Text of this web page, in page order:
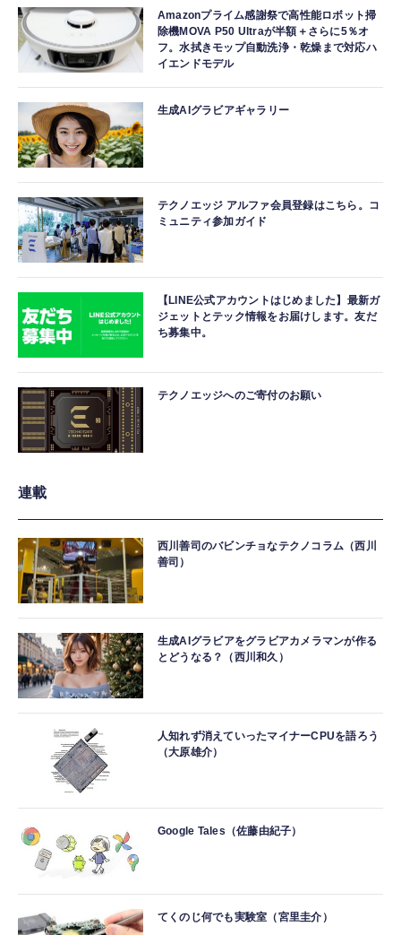
Amazonプライム感謝祭で高性能ロボット掃
除機MOVA P50 Ultraが半額＋さらに5％オ
フ。水拭きモップ自動洗浄・乾燥まで対応ハ
イエンドモデル
生成AIグラビアギャラリー
テクノエッジ アルファ会員登録はこちら。コ
ミュニティ参加ガイド
【LINE公式アカウントはじめました】最新ガ
ジェットとテック情報をお届けします。友だ
ち募集中。
テクノエッジへのご寄付のお願い
連載
西川善司のバビンチョなテクノコラム（西川
善司）
生成AIグラビアをグラビアカメラマンが作る
とどうなる？（西川和久）
人知れず消えていったマイナーCPUを語ろう
（大原雄介）
Google Tales（佐藤由紀子）
てくのじ何でも実験室（宮里圭介）